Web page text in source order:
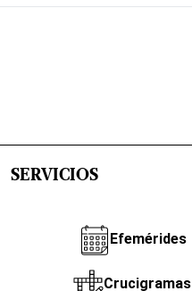
SERVICIOS
Efemérides
Crucigramas